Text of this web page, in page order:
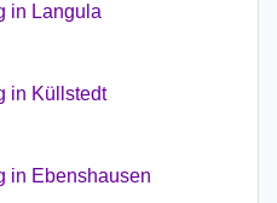
in Langula
in Küllstedt
in Ebenshausen